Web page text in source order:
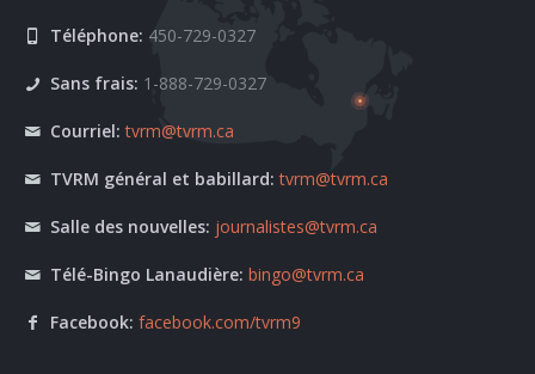
Téléphone: 450-729-0327
Sans frais: 1-888-729-0327
Courriel: tvrm@tvrm.ca
TVRM général et babillard: tvrm@tvrm.ca
Salle des nouvelles: journalistes@tvrm.ca
Télé-Bingo Lanaudière: bingo@tvrm.ca
Facebook: facebook.com/tvrm9